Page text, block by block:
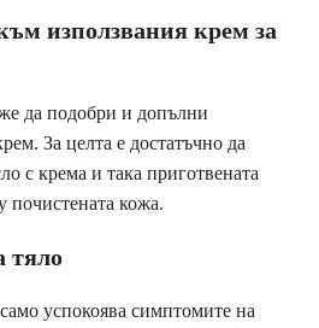
използвания крем за
да подобри и допълни
За целта е достатъчно да
с крема и така приготвената
почистената кожа.
тяло
успокоява симптомите на